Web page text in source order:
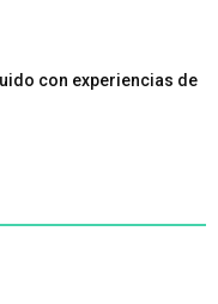
con experiencias de